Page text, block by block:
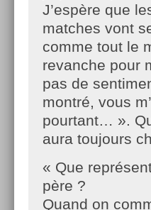
J’espère que
matches vont
comme tout le
revanche pour
pas de
montré, vous
pourtant… ».
aura toujours
« Que
père ?
Quand on